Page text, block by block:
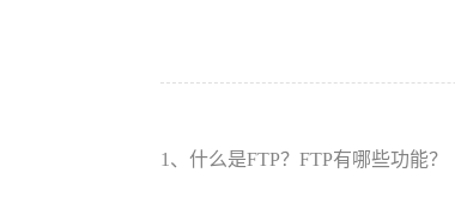
1、什么是FTP？FTP有哪些功能？